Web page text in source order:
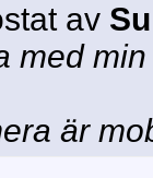
av
med
är